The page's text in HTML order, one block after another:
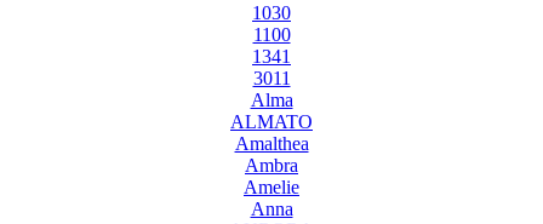
1030
1100
1341
3011
Alma
ALMATO
Amalthea
Ambra
Amelie
Anna